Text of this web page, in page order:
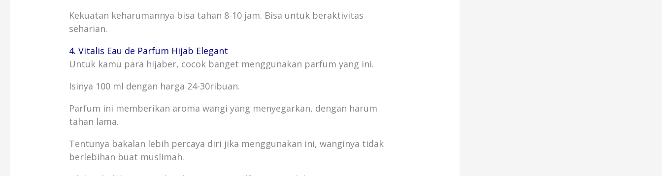
Kekuatan keharumannya bisa tahan 8-10 jam. Bisa untuk beraktivitas
seharian.
4. Vitalis Eau de Parfum Hijab Elegant
Untuk kamu para hijaber, cocok banget menggunakan parfum yang ini.
Isinya 100 ml dengan harga 24-30ribuan.
Parfum ini memberikan aroma wangi yang menyegarkan, dengan harum
tahan lama.
Tentunya bakalan lebih percaya diri jika menggunakan ini, wanginya tidak
berlebihan buat muslimah.